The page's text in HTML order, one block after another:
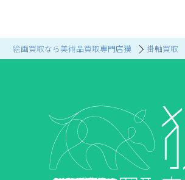
絵画買取なら美術品買取専門店獏 掛軸買取